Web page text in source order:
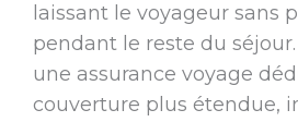
laissant le voyageur sans
pendant le reste du
une assurance voyage
couverture plus étendue,